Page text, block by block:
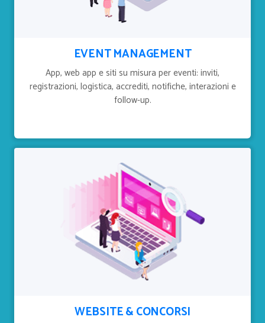
EVENT MANAGEMENT
App, web app e siti su misura per eventi: inviti,
registrazioni, logistica, accrediti, notifiche, interazioni e
follow-up.
WEBSITE & CONCORSI